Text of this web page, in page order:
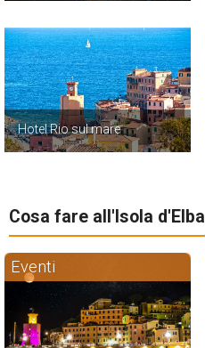
Hotel Rio sul mare
Cosa fare all'Isola d'Elba
Eventi